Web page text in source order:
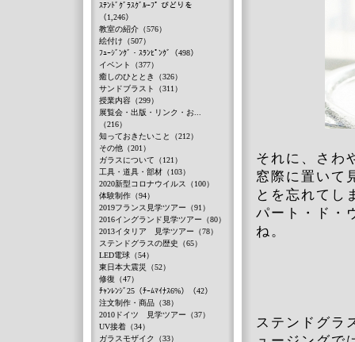
それに、さ
窓際に置いて
とを忘れてし
パート・ド・
ね。
ステンドグラ
ｽﾃﾝﾄﾞｸﾞﾗｽｸﾞﾙｰﾌﾟ びどりを
（1,246）
教室の紹介（576）
絵付け（507）
ﾌｭｰｼﾞﾝｸﾞ・ｽﾗﾝﾋﾟﾝｸﾞ（498）
イベント（377）
癒しのひととき（326）
サンドブラスト（311）
授業内容（299）
展覧会・出版・リンク・お...
（216）
知っておきたいこと（212）
その他（201）
ガラスについて（121）
工具・道具・部材（103）
2020新型コロナウイルス（100）
体験制作（94）
2019フランス見学ツアー（91）
2016イングランド見学ツアー（80）
2013イタリア 見学ツアー（78）
ステンドグラスの歴史（65）
LED電球（54）
東日本大震災（52）
修復（47）
ﾁｬﾝﾚﾝｼﾞ25（ﾁｰﾑﾏｲﾅｽ6%）（42）
注文制作・商品（38）
2010ドイツ 見学ツアー（37）
UV接着（34）
ガラスモザイク（33）